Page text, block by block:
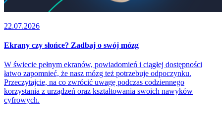
22.07.2026
Ekrany czy słońce? Zadbaj o swój mózg
W świecie pełnym ekranów, powiadomień i ciągłej dostępności
łatwo zapomnieć, że nasz mózg też potrzebuje odpoczynku.
Przeczytajcie, na co zwrócić uwagę podczas codziennego
korzystania z urządzeń oraz kształtowania swoich nawyków
cyfrowych.